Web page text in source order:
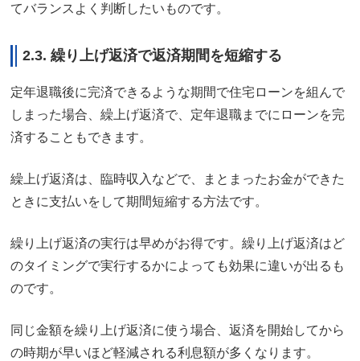
てバランスよく判断したいものです。
2.3. 繰り上げ返済で返済期間を短縮する
定年退職後に完済できるような期間で住宅ローンを組んで
しまった場合、繰上げ返済で、定年退職までにローンを完
済することもできます。
繰上げ返済は、臨時収入などで、まとまったお金ができた
ときに支払いをして期間短縮する方法です。
繰り上げ返済の実行は早めがお得です。繰り上げ返済はど
のタイミングで実行するかによっても効果に違いが出るも
のです。
同じ金額を繰り上げ返済に使う場合、返済を開始してから
の時期が早いほど軽減される利息額が多くなります。